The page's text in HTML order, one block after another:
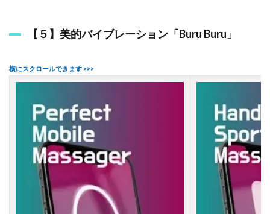
【５】美的バイブレーション「Buru Buru」